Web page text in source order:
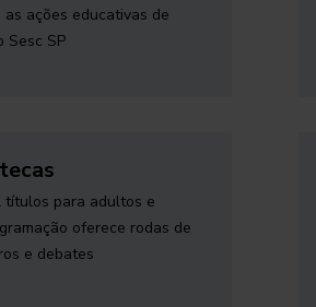
ações educativas de
Sesc SP
títulos para adultos e
oferece rodas de
e debates